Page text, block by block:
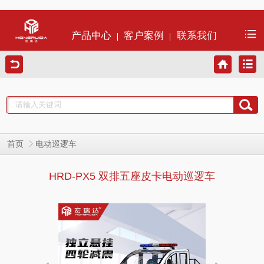
产品中心 客户案例 联系我们
首页 电动巡逻车
HRD-PX5 双排五座皮卡电动巡逻车